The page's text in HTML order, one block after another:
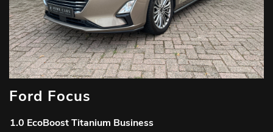
Ford Focus
1.0 EcoBoost Titanium Business